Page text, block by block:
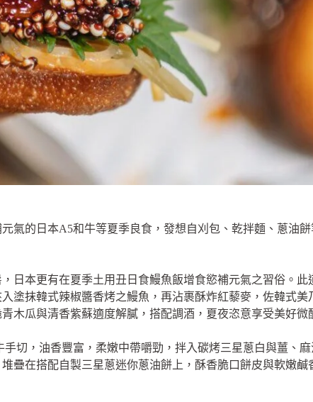
氣的日本A5和牛等夏季良食，發想自刈包、乾拌麵、蔥油
日本更有在夏季土用丑日食鰻魚飯增食慾補元氣之習俗。此
塗抹韓式辣椒醬香烤之鰻魚，再沾裹酥炸紅藜麥，佐韓式美
木瓜與清香紫蘇適度解膩，搭配調酒，夏夜恣意享受美好微
切，油香豐富，柔嫩中帶嚼勁，拌入碳烤三星蔥白與薑、麻
疊在搭配自製三星蔥迷你蔥油餅上，酥香脆口餅皮與軟嫩鹹